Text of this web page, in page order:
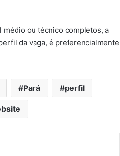
médio ou técnico completos, a
da vaga, é preferencialmente
Pará perfil